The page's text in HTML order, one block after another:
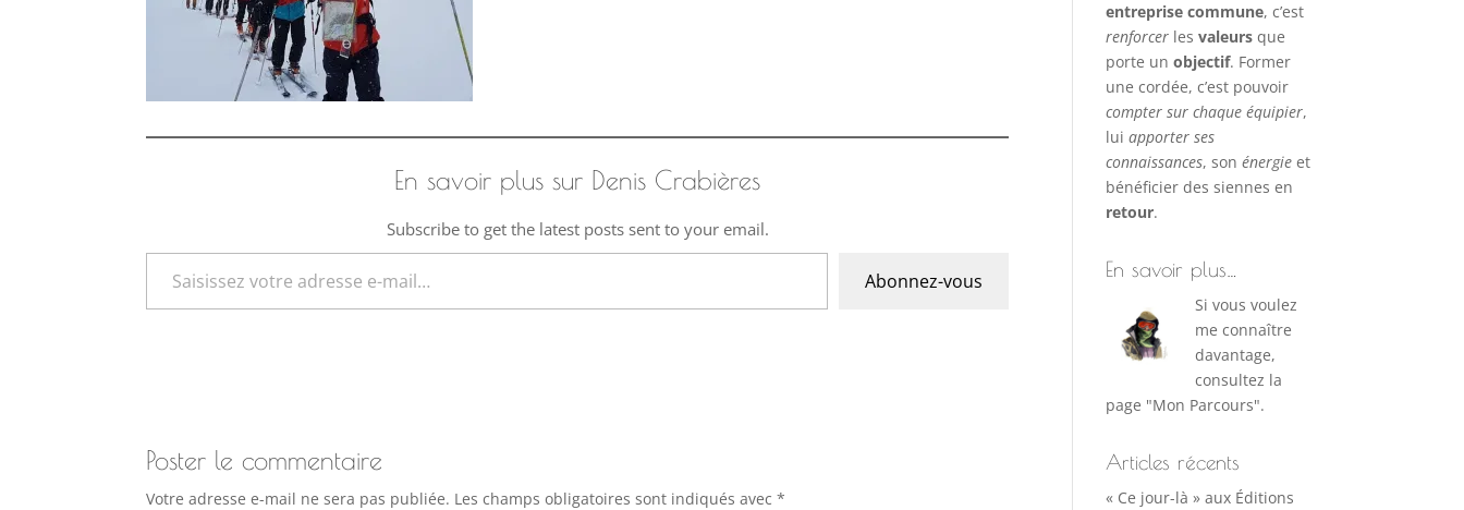
En savoir plus sur Denis Crabières
Subscribe to get the latest posts sent to your email.
Saisissez votre adresse e-mail…
Abonnez-vous
Poster le commentaire
Votre adresse e-mail ne sera pas publiée. Les champs obligatoires sont indiqués avec*
entreprise commune, c’est
renforcer lesvaleurs que
porte unobjectif. Former
une cordée, c’est pouvoir
compter sur chaque équipier,
luiapporter ses
connaissances, sonénergie et
bénéficier des siennes en
retour.
En savoir plus…
Si vous voulez
me connaître
davantage,
consultez la
page "Mon Parcours".
Articles récents
« Ce jour-là » aux Éditions